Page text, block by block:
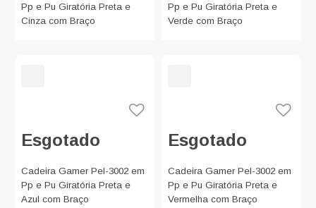
Pp e Pu Giratória Preta e
Cinza com Braço
Pp e Pu Giratória Preta e
Verde com Braço
Esgotado
Cadeira Gamer Pel-3002 em
Pp e Pu Giratória Preta e
Azul com Braço
Esgotado
Cadeira Gamer Pel-3002 em
Pp e Pu Giratória Preta e
Vermelha com Braço